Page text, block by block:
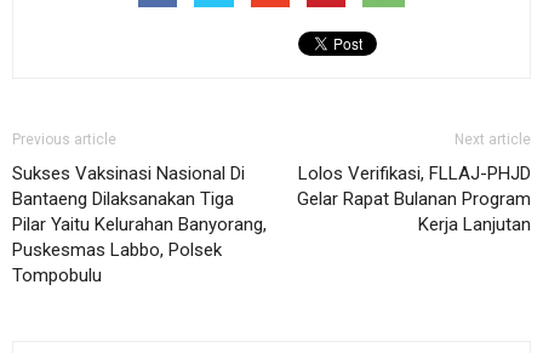
Previous article
Sukses Vaksinasi Nasional Di
Bantaeng Dilaksanakan Tiga
Pilar Yaitu Kelurahan Banyorang,
Puskesmas Labbo, Polsek
Tompobulu
Next article
Lolos Verifikasi, FLLAJ-PHJD
Gelar Rapat Bulanan Program
Kerja Lanjutan